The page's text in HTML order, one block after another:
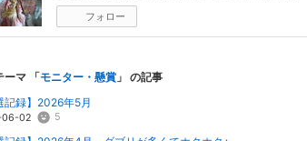
フォロー
ーマ 「モニター・懸賞 」 の記事
記録】2026年5月
02 5